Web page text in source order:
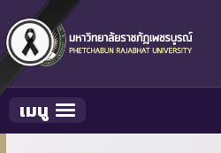
Toggle navigation
เมนู